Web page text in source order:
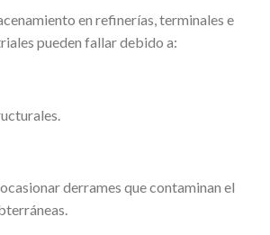
en refinerías, terminales e
pueden fallar debido a:
derrames que contaminan el